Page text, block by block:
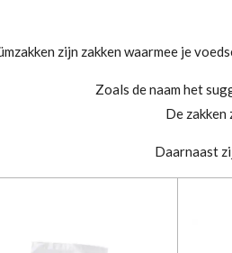
zijn zakken waarmee je
Zoals de naam het
De
Daarnaast